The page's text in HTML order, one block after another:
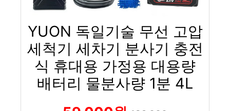
YUON 독일기술 무선 고압
세척기 세차기 분사기 충전
식 휴대용 가정용 대용량
배터리 물분사량 1분 4L